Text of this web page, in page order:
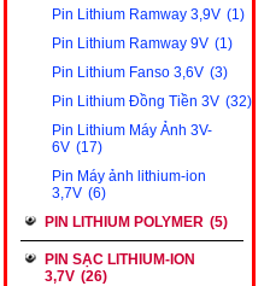
Pin Lithium Ramway 3,9V (1)
Pin Lithium Ramway 9V (1)
Pin Lithium Fanso 3,6V (3)
Pin Lithium Đồng Tiền 3V (32)
Pin Lithium Máy Ảnh 3V-
6V (17)
Pin Máy ảnh lithium-ion
3,7V (6)
PIN LITHIUM POLYMER (5)
PIN SẠC LITHIUM-ION
3,7V (26)